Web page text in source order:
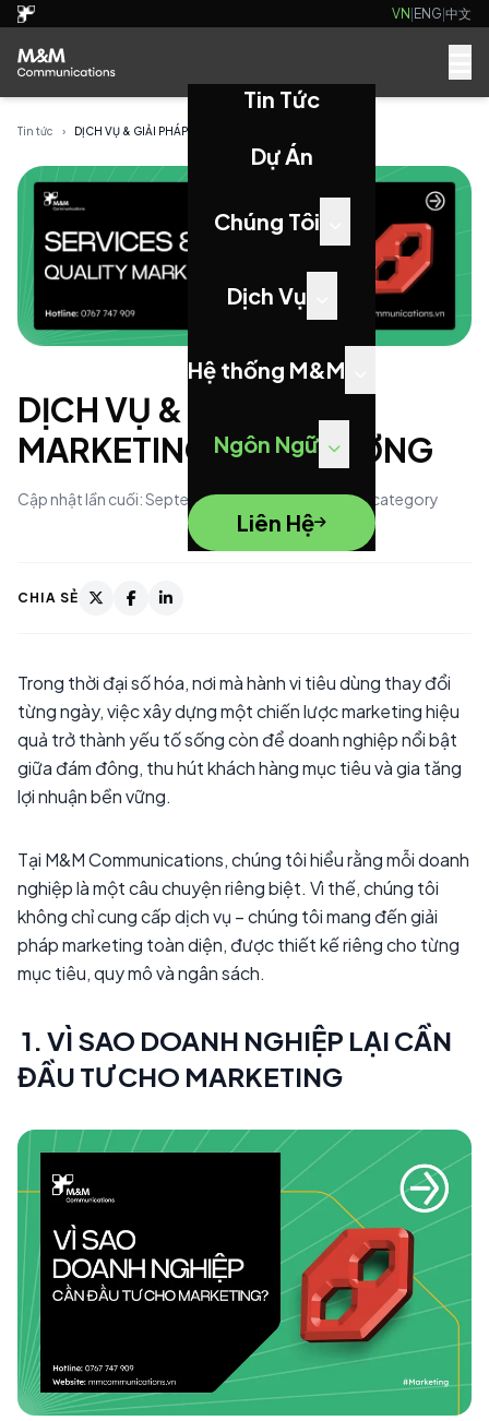
VN|ENG|中文
Tin Tức
Dự Án
Chúng Tôi
Dịch Vụ
Hệ thống M&M
Ngôn Ngữ
Liên Hệ
Tin tức ›
DỊCH VỤ & GIẢI PHÁP
MARKETING CHẤT LƯỢNG
Cập nhật lần cuối: September 01, 2023 00:00 | category
CHIA SẺ
Trong thời đại số hóa, nơi mà hành vi tiêu dùng thay đổi
từng ngày, việc xây dựng một chiến lược marketing hiệu
quả trở thành yếu tố sống còn để doanh nghiệp nổi bật
giữa đám đông, thu hút khách hàng mục tiêu và gia tăng
lợi nhuận bền vững.
Tại M&M Communications, chúng tôi hiểu rằng mỗi doanh
nghiệp là một câu chuyện riêng biệt. Vì thế, chúng tôi
không chỉ cung cấp dịch vụ – chúng tôi mang đến giải
pháp marketing toàn diện, được thiết kế riêng cho từng
mục tiêu, quy mô và ngân sách.
1. VÌ SAO DOANH NGHIỆP LẠI CẦN
ĐẦU TƯ CHO MARKETING